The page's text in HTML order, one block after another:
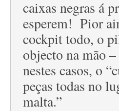
caixas negras á
esperem! Pior
cockpit todo, o
objecto na mão
nestes casos, o
peças todas no
malta.”